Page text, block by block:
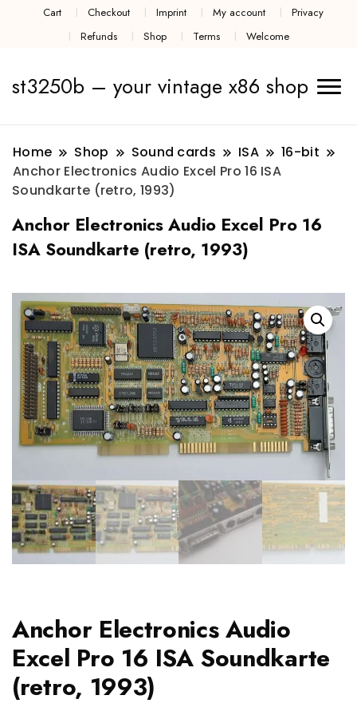
Cart Checkout Imprint My account
Privacy
Refunds
Shop Terms Welcome
st3250b – your vintage x86 shop
Home Shop Sound cards ISA
16-bit
Anchor Electronics Audio Excel Pro 16 ISA
Soundkarte (retro, 1993)
Anchor Electronics Audio Excel Pro 16
ISA Soundkarte (retro, 1993)
Anchor Electronics Audio
Excel Pro 16 ISA Soundkarte
(retro, 1993)